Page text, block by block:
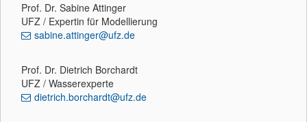
Prof. Dr. Sabine Attinger
UFZ / Expertin für Modellierung
sabine.attinger@ufz.de
Prof. Dr. Dietrich Borchardt
UFZ / Wasserexperte
dietrich.borchardt@ufz.de